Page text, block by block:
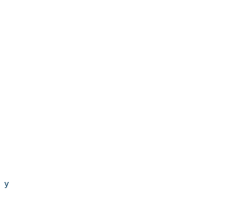
y